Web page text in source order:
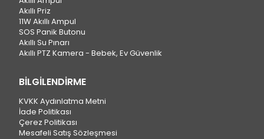
Akıllı Priz
11W Akıllı Ampul
SOS Panik Butonu
Akıllı Su Pınarı
Akıllı PTZ Kamera - Bebek, Ev Güvenlik
BİLGİLENDİRME
KVKK Aydınlatma Metni
İade Politikası
Çerez Politikası
Mesafeli Satış Sözleşmesi